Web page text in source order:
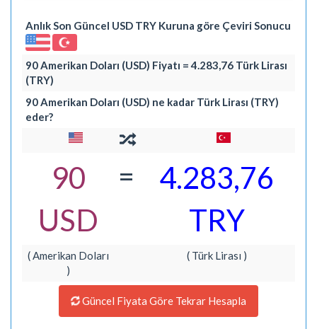
Anlık Son Güncel USD TRY Kuruna göre Çeviri Sonucu
90 Amerikan Doları (USD) Fiyatı = 4.283,76 Türk Lirası
(TRY)
90 Amerikan Doları (USD) ne kadar Türk Lirası (TRY)
eder?
90
USD
=
4.283,76
TRY
( Amerikan Doları
)
( Türk Lirası )
Güncel Fiyata Göre Tekrar Hesapla